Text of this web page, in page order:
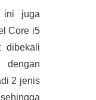
ini juga
Core i5
dibekali
dengan
2 jenis